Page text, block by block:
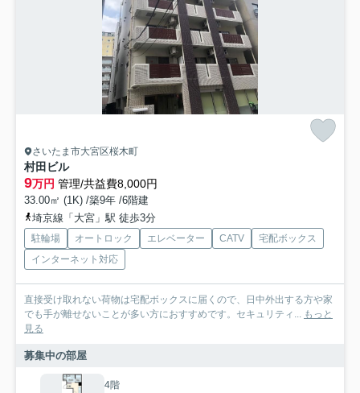
さいたま市大宮区桜木町
村田ビル
9万円 管理/共益費8,000円
33.00㎡ (1K) /築9年 /6階建
埼京線「大宮」駅 徒歩3分
駐輪場 オートロック エレベーター CATV
宅配ボックス
インターネット対応
直接受け取れない荷物は宅配ボックスに届くので、日中外出する方や家
でも手が離せないことが多い方におすすめです。セキュリティ... もっと
見る
募集中の部屋
4階